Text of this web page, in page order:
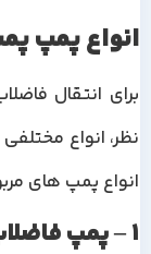
انواع پمپ
برای انتقال
نظر، انواع
انواع پمپ های
1 – پمپ فاضلاب خشک